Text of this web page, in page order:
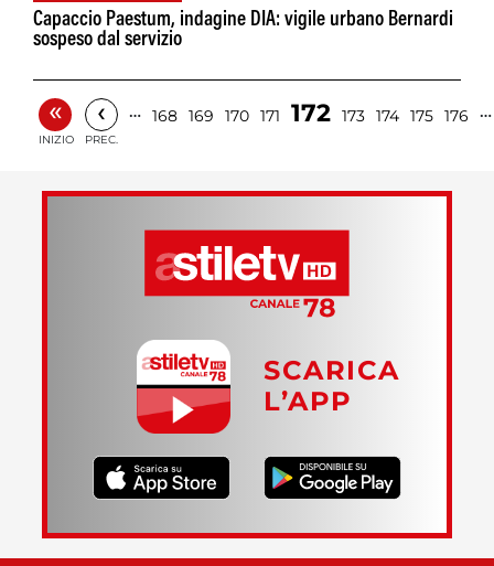
Capaccio Paestum, indagine DIA: vigile urbano Bernardi
sospeso dal servizio
«
INIZIO
‹
PREC.
… 168 169 170 171 172 173 174 175 176 …
SCARICA
L’APP